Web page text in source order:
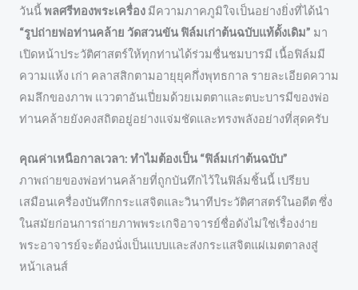
วันนี้พลศรีทองพระเครื่อง มีความภาคภูมิใจเป็นอย่างยิ่งที่ได้นำ
“รูปถ่ายพ่อท่านคล้าย วัดสวนขัน ฟิล์มเก่าต้นฉบับแท้ดั้งเดิม” มา
เปิดหน้าประวัติศาสตร์ให้ทุกท่านได้ร่วมชื่นชมบารมี เนื้อฟิล์มมี
ความแห้ง เก่า คลาสสิกตามอายุยุคกึ่งพุทธกาล รายละเอียดความ
คมลึกของภาพ แววตาอันเปี่ยมด้วยเมตตาและตบะบารมีของพ่อ
ท่านคล้ายยังคงสถิตอยู่อย่างแจ่มชัดและทรงพลังอย่างที่สุดครับ
คุณค่าเหนือกาลเวลา: ทำไมต้องเป็น “ฟิล์มเก่าต้นฉบับ”
ภาพถ่ายของพ่อท่านคล้ายที่ถูกบันทึกไว้ในฟิล์มชิ้นนี้ เปรียบ
เสมือนเครื่องบันทึกกระแสจิตและวินาทีประวัติศาสตร์ในอดีต ซึ่ง
ในสมัยก่อนการถ่ายภาพพระเกจิอาจารย์ชื่อดังไม่ใช่เรื่องง่าย
พระอาจารย์จะต้องนั่งเป็นแบบและส่งกระแสจิตแผ่เมตตาลงสู่
หน้าเลนส์